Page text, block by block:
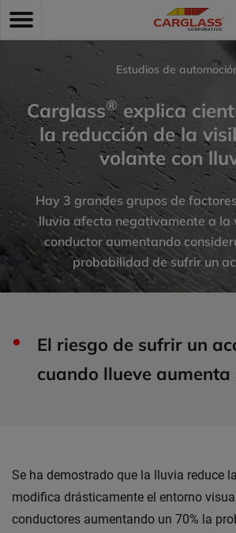
Pasar
contenido
Toggle
Estudios de
Carglass®explica
la reducción de la
volante con
Hay 3 grandes grupos de
lluvia afecta negativamente a la
conductor aumentando
probabilidad de sufrir un
El riesgo de sufrir un
cuando llueve aumenta
Se ha demostrado que la lluvia reduce
modifica drásticamente el entorno
conductores aumentando un 70% la